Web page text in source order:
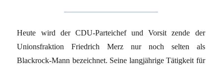
Heute wird der CDU-Parteichef und Vorsit zende der
Unionsfraktion Friedrich Merz nur noch selten als
Blackrock-Mann bezeichnet. Seine langjährige Tätigkeit für